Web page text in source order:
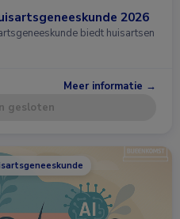
2026
biedt huisartsen
Meer informatie →
gesloten